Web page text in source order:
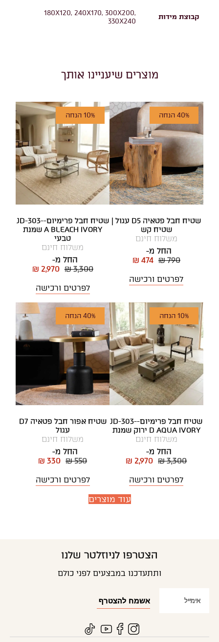
קבוצת מידות
180X120, 240X170, 300X200,
330X240
מוצרים שיעניינו אותך
40% הנחה
שטיח חבל פטאיה D5 עגול |
שטיח קש
משלוח חינם
החל מ-
₪ 790
₪ 474
לפרטים ורכישה
10% הנחה
שטיח חבל פרימיום-JD-303-
A BLEACH IVORY שמנת
טבעי
משלוח חינם
החל מ-
₪ 3,300
₪ 2,970
לפרטים ורכישה
10% הנחה
שטיח חבל פרימיום-JD-303-
D AQUA IVORY ירוק שמנת
משלוח חינם
החל מ-
₪ 3,300
₪ 2,970
לפרטים ורכישה
40% הנחה
שטיח אפור חבל פטאיה D7
עגול
משלוח חינם
החל מ-
₪ 550
₪ 330
לפרטים ורכישה
עוד מוצרים
הצטרפו לניוזלטר שלנו
ותתעדכנו במבצעים לפני כולם